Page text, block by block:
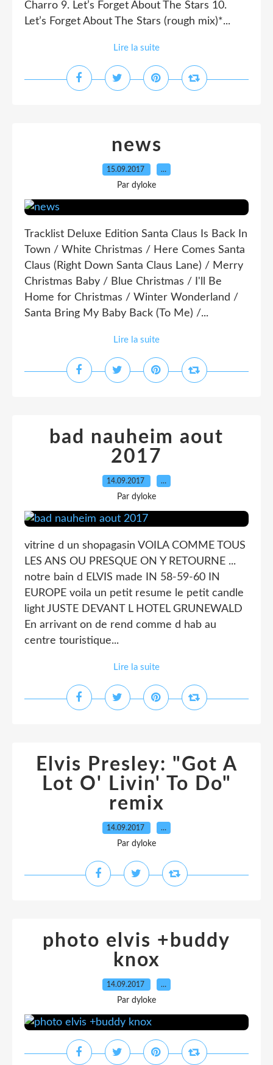
Charro 9. Let’s Forget About The Stars 10.
Let’s Forget About The Stars (rough mix)*...
Lire la suite
news
15.09.2017 …
Par dyloke
Tracklist Deluxe Edition Santa Claus Is Back In
Town / White Christmas / Here Comes Santa
Claus (Right Down Santa Claus Lane) / Merry
Christmas Baby / Blue Christmas / I'll Be
Home for Christmas / Winter Wonderland /
Santa Bring My Baby Back (To Me) /...
Lire la suite
bad nauheim aout
2017
14.09.2017 …
Par dyloke
vitrine d un shopagasin VOILA COMME TOUS
LES ANS OU PRESQUE ON Y RETOURNE ...
notre bain d ELVIS made IN 58-59-60 IN
EUROPE voila un petit resume le petit candle
light JUSTE DEVANT L HOTEL GRUNEWALD
En arrivant on de rend comme d hab au
centre touristique...
Lire la suite
Elvis Presley: "Got A
Lot O' Livin' To Do"
remix
14.09.2017 …
Par dyloke
photo elvis +buddy
knox
14.09.2017 …
Par dyloke